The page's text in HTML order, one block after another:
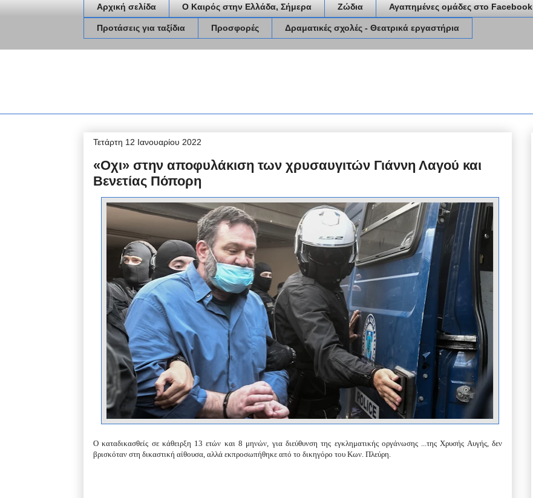
Αρχική σελίδα Ο Καιρός στην Ελλάδα, Σήμερα Ζώδια Αγαπημένες ομάδες στο Facebook
Προτάσεις για ταξίδια Προσφορές Δραματικές σχολές - Θεατρικά εργαστήρια
Τετάρτη 12 Ιανουαρίου 2022
«Οχι» στην αποφυλάκιση των χρυσαυγιτών Γιάννη Λαγού και
Βενετίας Πόπορη
Ο καταδικασθείς σε κάθειρξη 13 ετών και 8 μηνών, για διεύθυνση της εγκληματικής οργάνωσης ...της Χρυσής Αυγής, δεν
βρισκόταν στη δικαστική αίθουσα, αλλά εκπροσωπήθηκε από το δικηγόρο του Κων. Πλεύρη.